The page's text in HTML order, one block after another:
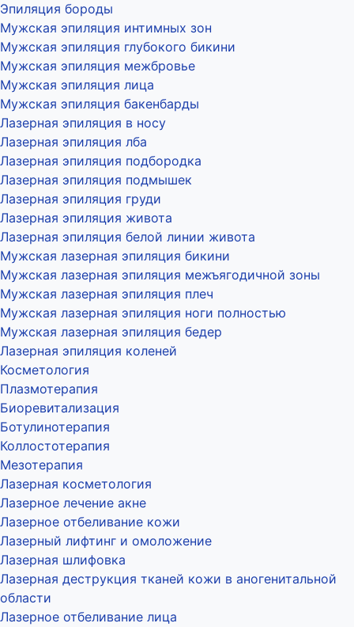
Эпиляция бороды
Мужская эпиляция интимных зон
Мужская эпиляция глубокого бикини
Мужская эпиляция межбровье
Мужская эпиляция лица
Мужская эпиляция бакенбарды
Лазерная эпиляция в носу
Лазерная эпиляция лба
Лазерная эпиляция подбородка
Лазерная эпиляция подмышек
Лазерная эпиляция груди
Лазерная эпиляция живота
Лазерная эпиляция белой линии живота
Мужская лазерная эпиляция бикини
Мужская лазерная эпиляция межъягодичной зоны
Мужская лазерная эпиляция плеч
Мужская лазерная эпиляция ноги полностью
Мужская лазерная эпиляция бедер
Лазерная эпиляция коленей
Косметология
Плазмотерапия
Биоревитализация
Ботулинотерапия
Коллостотерапия
Мезотерапия
Лазерная косметология
Лазерное лечение акне
Лазерное отбеливание кожи
Лазерный лифтинг и омоложение
Лазерная шлифовка
Лазерная деструкция тканей кожи в аногенитальной
области
Лазерное отбеливание лица